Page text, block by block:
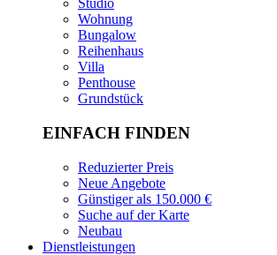
Studio
Wohnung
Bungalow
Reihenhaus
Villa
Penthouse
Grundstück
EINFACH FINDEN
Reduzierter Preis
Neue Angebote
Günstiger als 150.000 €
Suche auf der Karte
Neubau
Dienstleistungen